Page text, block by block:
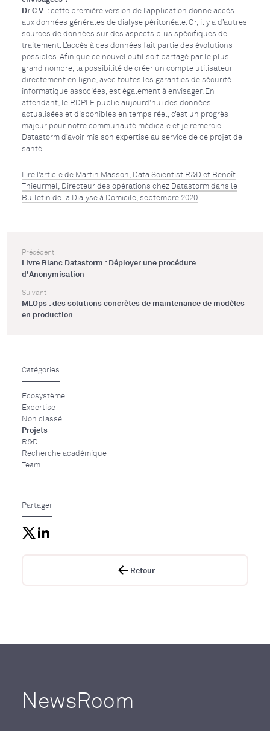
Catégories
Ecosystème
Expertise
Non classé
Projets
R&D
Recherche académique
Team
Partager
Retour
Dr C.V. : cette première version de l’application donne accès
aux données générales de dialyse péritonéale. Or, il y a d’autres
sources de données sur des aspects plus spécifiques de
traitement. L’accès à ces données fait partie des évolutions
possibles. Afin que ce nouvel outil soit partagé par le plus
grand nombre, la possibilité de créer un compte utilisateur
directement en ligne, avec toutes les garanties de sécurité
informatique associées, est également à envisager. En
attendant, le RDPLF publie aujourd’hui des données
actualisées et disponibles en temps réel, c’est un progrès
majeur pour notre communauté médicale et je remercie
Datastorm d’avoir mis son expertise au service de ce projet de
santé.
Lire l’article de Martin Masson, Data Scientist R&D et Benoît
Thieurmel, Directeur des opérations chez Datastorm dans le
Bulletin de la Dialyse à Domicile, septembre 2020
Précédent
Livre Blanc Datastorm : Déployer une procédure
d'Anonymisation
Suivant
MLOps : des solutions concrètes de maintenance de modèles
en production
NewsRoom